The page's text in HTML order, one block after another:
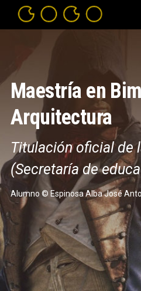
Maestría en Bim
Arquitectura
Titulación oficial de
(Secretaría de
Alumno © Espinosa Alba José